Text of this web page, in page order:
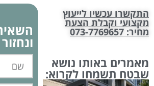
לייעוץ
הצעת
נושא
לקרוא:
השאירו פרטים
ונחזור אליכם